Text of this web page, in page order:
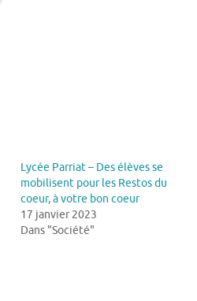
Lycée Parriat – Des élèves se
mobilisent pour les Restos du
coeur, à votre bon coeur
17 janvier 2023
Dans "Société"